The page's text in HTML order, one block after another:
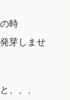
時
芽しませ
、、、